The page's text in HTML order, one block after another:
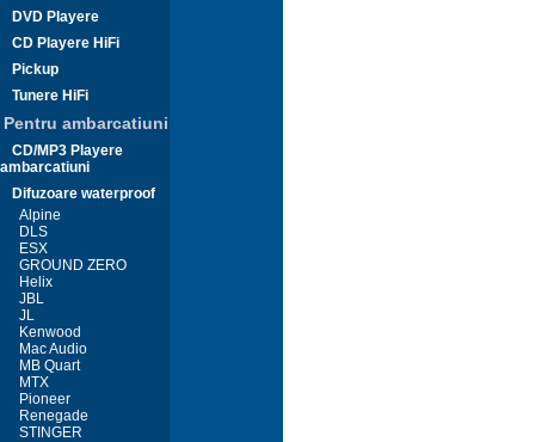
DVD Playere
CD Playere HiFi
Pickup
Tunere HiFi
Pentru ambarcatiuni
CD/MP3 Playere
ambarcatiuni
Difuzoare waterproof
Alpine
DLS
ESX
GROUND ZERO
Helix
JBL
JL
Kenwood
Mac Audio
MB Quart
MTX
Pioneer
Renegade
STINGER